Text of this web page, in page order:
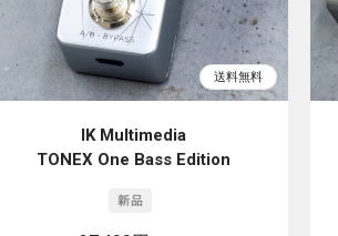
IK Multimedia
TONEX One Bass Edition